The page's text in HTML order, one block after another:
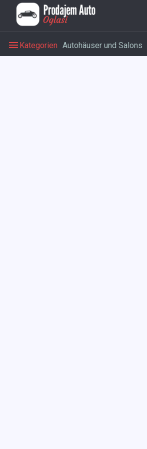
Kategorien Autohäuser und Salons